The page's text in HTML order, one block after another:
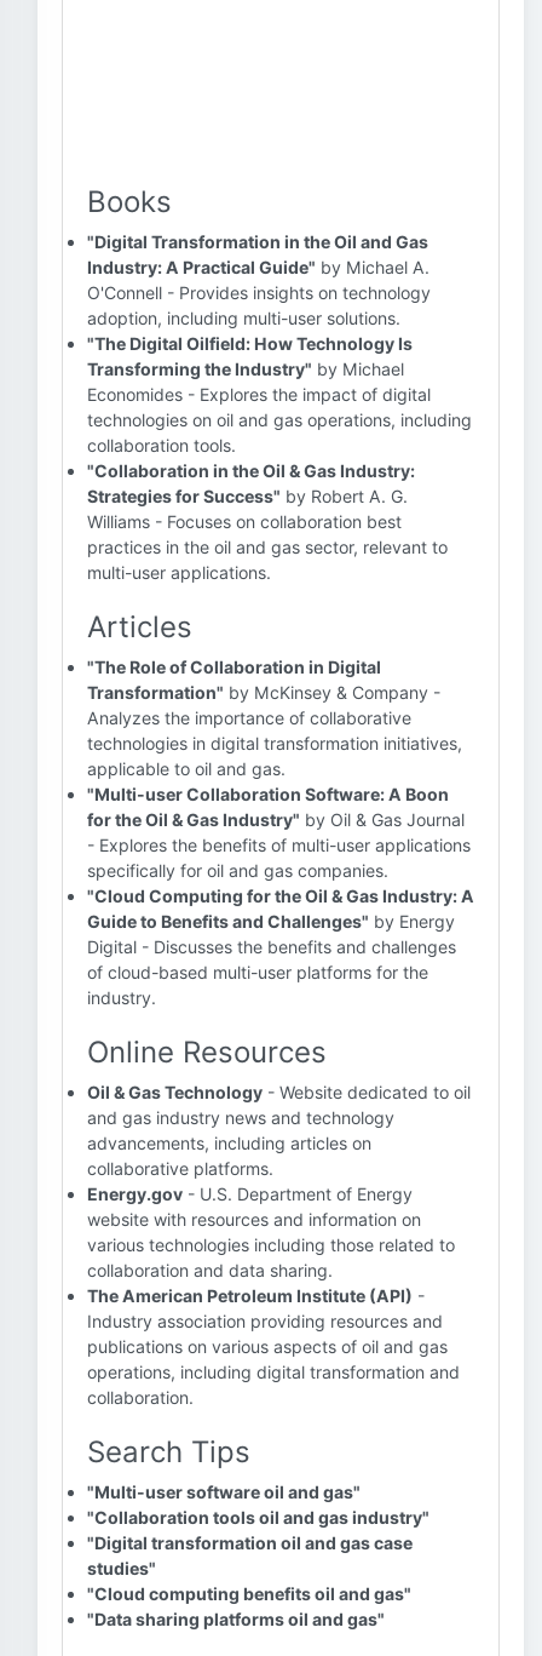
Books
"Digital Transformation in the Oil and Gas
Industry: A Practical Guide" by Michael A.
O'Connell - Provides insights on technology
adoption, including multi-user solutions.
"The Digital Oilfield: How Technology Is
Transforming the Industry" by Michael
Economides - Explores the impact of digital
technologies on oil and gas operations, including
collaboration tools.
"Collaboration in the Oil & Gas Industry:
Strategies for Success" by Robert A. G.
Williams - Focuses on collaboration best
practices in the oil and gas sector, relevant to
multi-user applications.
Articles
"The Role of Collaboration in Digital
Transformation" by McKinsey & Company -
Analyzes the importance of collaborative
technologies in digital transformation initiatives,
applicable to oil and gas.
"Multi-user Collaboration Software: A Boon
for the Oil & Gas Industry" by Oil & Gas Journal
- Explores the benefits of multi-user applications
specifically for oil and gas companies.
"Cloud Computing for the Oil & Gas Industry: A
Guide to Benefits and Challenges" by Energy
Digital - Discusses the benefits and challenges
of cloud-based multi-user platforms for the
industry.
Online Resources
Oil & Gas Technology - Website dedicated to oil
and gas industry news and technology
advancements, including articles on
collaborative platforms.
Energy.gov - U.S. Department of Energy
website with resources and information on
various technologies including those related to
collaboration and data sharing.
The American Petroleum Institute (API) -
Industry association providing resources and
publications on various aspects of oil and gas
operations, including digital transformation and
collaboration.
Search Tips
"Multi-user software oil and gas"
"Collaboration tools oil and gas industry"
"Digital transformation oil and gas case
studies"
"Cloud computing benefits oil and gas"
"Data sharing platforms oil and gas"